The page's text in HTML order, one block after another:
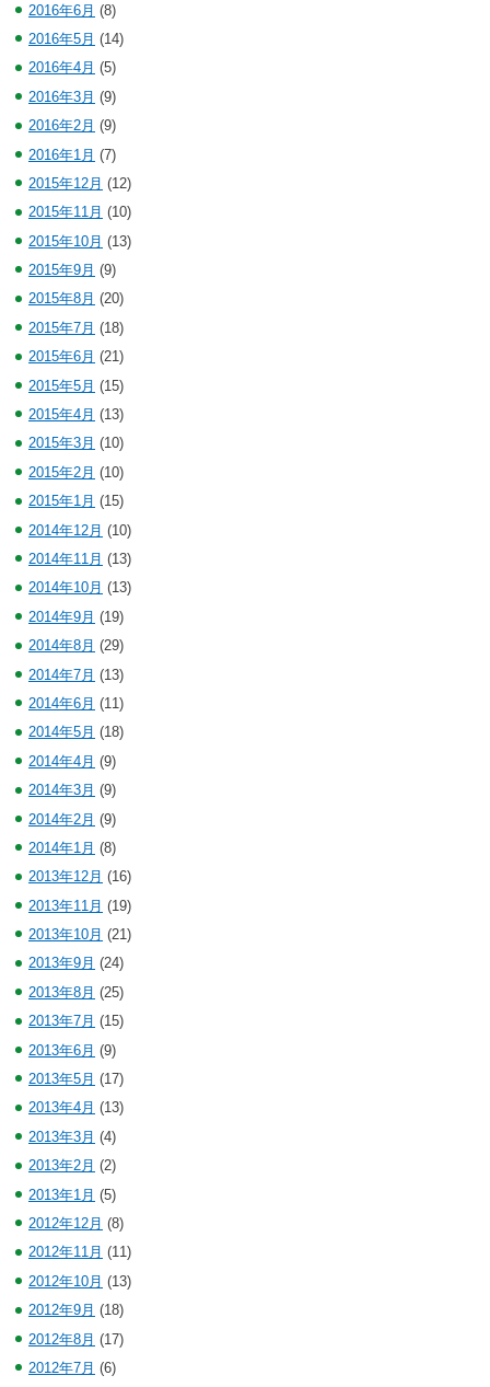
2016年6月 (8)
2016年5月 (14)
2016年4月 (5)
2016年3月 (9)
2016年2月 (9)
2016年1月 (7)
2015年12月 (12)
2015年11月 (10)
2015年10月 (13)
2015年9月 (9)
2015年8月 (20)
2015年7月 (18)
2015年6月 (21)
2015年5月 (15)
2015年4月 (13)
2015年3月 (10)
2015年2月 (10)
2015年1月 (15)
2014年12月 (10)
2014年11月 (13)
2014年10月 (13)
2014年9月 (19)
2014年8月 (29)
2014年7月 (13)
2014年6月 (11)
2014年5月 (18)
2014年4月 (9)
2014年3月 (9)
2014年2月 (9)
2014年1月 (8)
2013年12月 (16)
2013年11月 (19)
2013年10月 (21)
2013年9月 (24)
2013年8月 (25)
2013年7月 (15)
2013年6月 (9)
2013年5月 (17)
2013年4月 (13)
2013年3月 (4)
2013年2月 (2)
2013年1月 (5)
2012年12月 (8)
2012年11月 (11)
2012年10月 (13)
2012年9月 (18)
2012年8月 (17)
2012年7月 (6)